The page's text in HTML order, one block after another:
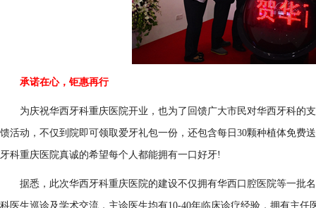
承诺在心，钜惠再行
为庆祝华西牙科重庆医院开业，也为了回馈广大市民对华西牙科的
馈活动，不仅到院即可领取爱牙礼包一份，还包含每日30颗种植体免费
牙科重庆医院真诚的希望每个人都能拥有一口好牙!
据悉，此次华西牙科重庆医院的建设不仅拥有华西口腔医院等一批
科医生巡诊及学术交流，主诊医生均有10-40年临床诊疗经验，拥有主